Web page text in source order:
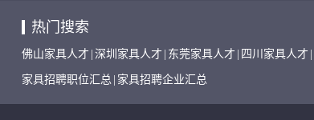
热门搜索
佛山家具人才 深圳家具人才 东莞家具人才 四川家具人才
家具招聘职位汇总 家具招聘企业汇总